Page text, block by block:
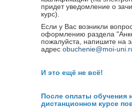
придет уведомление о
курс).
Если у Вас возникли
оформлению раздела
пожалуйста, напишите на
адрес obuchenie@moi-
И это ещё не всё!
После оплаты обучения
дистанционном курсе